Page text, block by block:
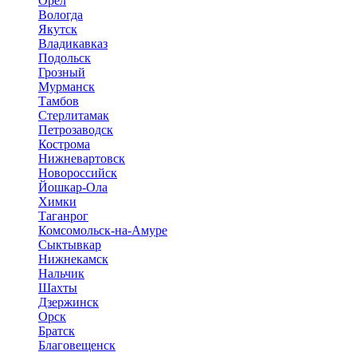
Вологда
Якутск
Владикавказ
Подольск
Грозный
Мурманск
Тамбов
Стерлитамак
Петрозаводск
Кострома
Нижневартовск
Новороссийск
Йошкар-Ола
Химки
Таганрог
Комсомольск-на-Амуре
Сыктывкар
Нижнекамск
Нальчик
Шахты
Дзержинск
Орск
Братск
Благовещенск